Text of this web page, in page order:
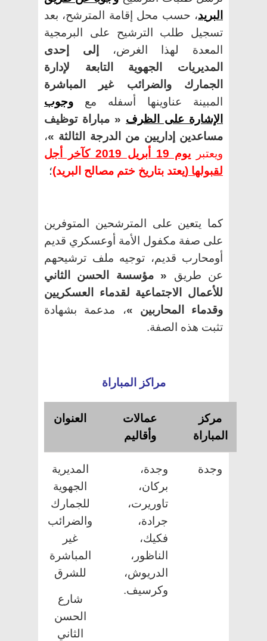
البريد، حسب محل إقامة المترشح، بعد
تسجيل طلب الترشيح على البرمجية
المعدة لهذا الغرض،
إلى إحدى
المديريات الجهوية التابعة لإدارة
الجمارك والضرائب غير المباشرة
المبينة عناوينها أسفله مع وجوب
الإشارة على الظرف « مباراة توظيف
مساعدين إداريين من الدرجة الثالثة »،
ويعتبريوم 19 أبريل 2019
كآخر أجل
لقبولها (يعتد بتاريخ ختم مصالح البريد)؛
كما يتعين على المترشحين المتوفرين
على صفة مكفول الأمة أوعسكري قديم
أومحارب قديم، توجيه ملف ترشيحهم
عن طريق « مؤسسة الحسن الثاني
للأعمال الاجتماعية لقدماء العسكريين
وقدماء المحاربين »، مدعمة بشهادة
تثبت هذه الصفة.
مراكز المباراة
العنوان
عمالات
وأقاليم
مركز
المباراة
المديرية
الجهوية
للجمارك
والضرائب
غير
المباشرة
للشرق
شارع
الحسن
الثاني
وجدة،
بركان،
تاوريرت،
جرادة،
فكيك،
الناظور،
الدريوش،
وكرسيف.
وجدة